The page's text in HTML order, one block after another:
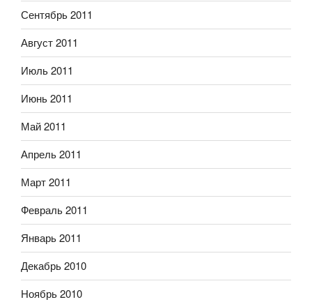
Сентябрь 2011
Август 2011
Июль 2011
Июнь 2011
Май 2011
Апрель 2011
Март 2011
Февраль 2011
Январь 2011
Декабрь 2010
Ноябрь 2010